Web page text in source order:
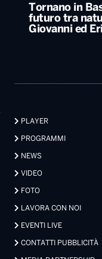
Tornano in
futuro tra
Giovanni ed
PLAYER
PROGRAMMI
NEWS
VIDEO
FOTO
LAVORA CON NOI
EVENTI LIVE
CONTATTI PUBBLICITÀ